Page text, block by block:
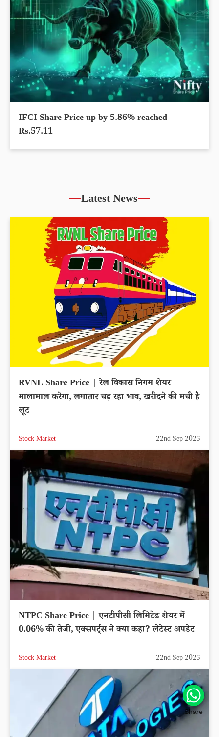
IFCI Share Price up by 5.86% reached
Rs.57.11
Latest News
RVNL Share Price | रेल विकास निगम शेयर
मालामाल करेगा, लगातार चढ़ रहा भाव, खरीदने की मची है
लूट
Stock Market 22nd Sep 2025
NTPC Share Price | एनटीपीसी लिमिटेड शेयर में
0.06% की तेजी, एक्सपर्ट्स ने क्या कहा? लेटेस्ट अपडेट
Stock Market 22nd Sep 2025
Share